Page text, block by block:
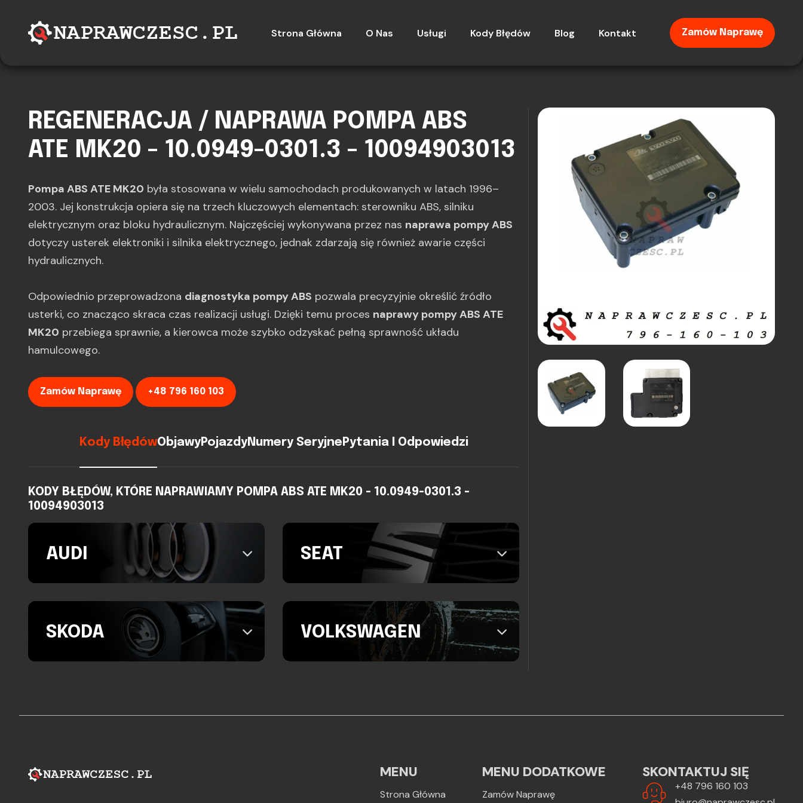
Strona Główna O Nas Usługi Kody Błędów Blog Kontakt Zamów Naprawę
REGENERACJA / NAPRAWA POMPA ABS
ATE MK20 - 10.0949-0301.3 - 10094903013
Pompa ABS ATE MK20 była stosowana w wielu samochodach produkowanych w latach 1996–
2003. Jej konstrukcja opiera się na trzech kluczowych elementach: sterowniku ABS, silniku
elektrycznym oraz bloku hydraulicznym. Najczęściej wykonywana przez nas naprawa pompy ABS
dotyczy usterek elektroniki i silnika elektrycznego, jednak zdarzają się również awarie części
hydraulicznych.
Odpowiednio przeprowadzona diagnostyka pompy ABS pozwala precyzyjnie określić źródło
usterki, co znacząco skraca czas realizacji usługi. Dzięki temu proces naprawy pompy ABS ATE
MK20 przebiega sprawnie, a kierowca może szybko odzyskać pełną sprawność układu
hamulcowego.
Zamów Naprawę +48 796 160 103
Kody BłędówObjawyPojazdyNumery Seryjne Pytania I Odpowiedzi
KODY BŁĘDÓW, KTÓRE NAPRAWIAMY POMPA ABS ATE MK20 - 10.0949-0301.3 -
10094903013
AUDI SEAT
SKODA VOLKSWAGEN
MENU
Strona Główna
MENU DODATKOWE
Zamów Naprawę
SKONTAKTUJ SIĘ
+48 796 160 103